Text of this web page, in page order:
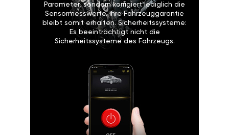
Parameter, sondern korrigiert lediglich die
Sensormesswerte. Ihre Fahrzeuggarantie
bleibt somit erhalten. Sicherheitssysteme:
Es beeinträchtigt nicht die
Sicherheitssysteme des Fahrzeugs.